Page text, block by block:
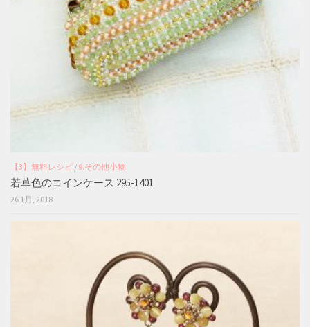
【3】無料レシピ / 9.その他小物
若草色のコインケース 295-1401
26 1月, 2018